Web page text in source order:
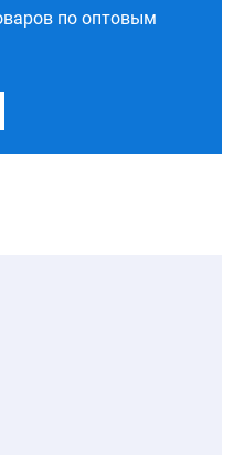
по оптовым